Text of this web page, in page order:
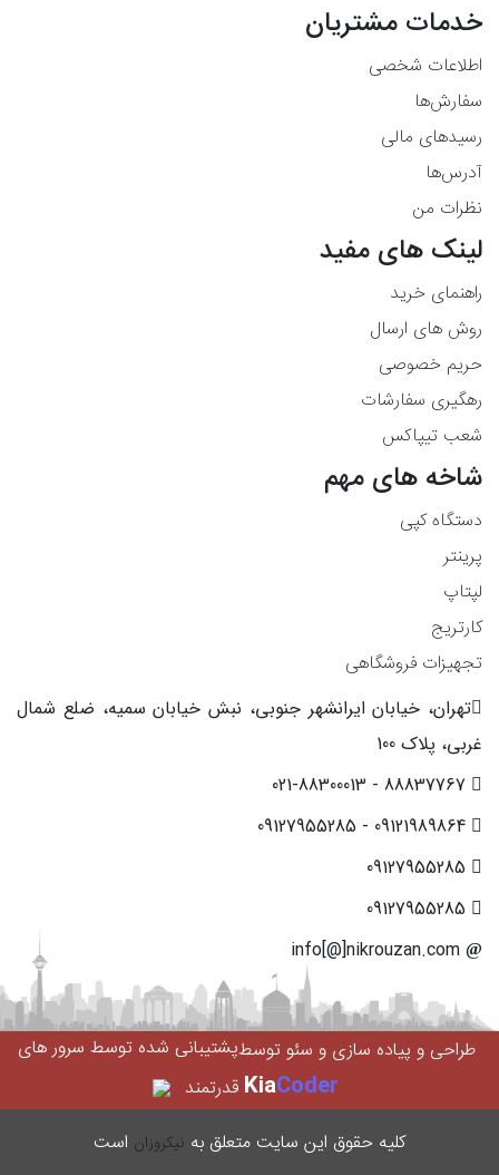
خدمات مشتریان
اطلاعات شخصی
سفارش‌ها
رسیدهای مالی
آدرس‌ها
نظرات من
لینک های مفید
راهنمای خرید
روش های ارسال
حریم خصوصی
رهگیری سفارشات
شعب تیپاکس
شاخه های مهم
دستگاه کپی
پرینتر
لپتاپ
کارتریج
تجهیزات فروشگاهی
تهران، خیابان ایرانشهر جنوبی، نبش خیابان سمیه، ضلع شمال
غربی، پلاک 100
طراحی و پیاده سازی و سئو توسط
KiaCoder
پشتیبانی شده توسط سرور های
قدرتمند
کليه حقوق اين سایت متعلق به نیکروزان است